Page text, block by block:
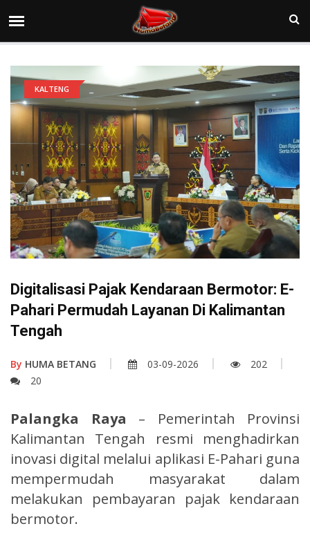
KALTENG
Digitalisasi Pajak Kendaraan Bermotor: E-
Pahari Permudah Layanan Di Kalimantan
Tengah
By HUMA BETANG 03-09-2026
202
20
Palangka Raya – Pemerintah Provinsi
Kalimantan Tengah resmi menghadirkan
inovasi digital melalui aplikasi E-Pahari guna
mempermudah masyarakat dalam
melakukan pembayaran pajak kendaraan
bermotor.